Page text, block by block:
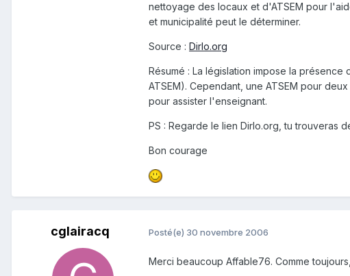
nettoyage des locaux et d'ATSEM pour
et municipalité peut le déterminer.
Source : Dirlo.org
Résumé : La législation impose la
ATSEM). Cependant, une ATSEM pour
pour assister l'enseignant.
PS : Regarde le lien Dirlo.org, tu trouveras
Bon courage
cglairacq Posté(e) 30 novembre 2006
Merci beaucoup Affable76. Comme